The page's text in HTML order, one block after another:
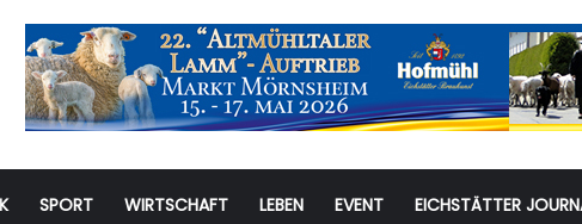
SPORT WIRTSCHAFT LEBEN EVENT EICHSTÄTTER